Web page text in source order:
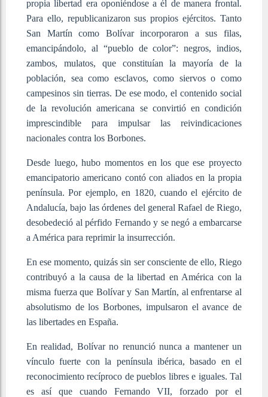
propia libertad era oponiéndose a él de manera frontal.
Para ello, republicanizaron sus propios ejércitos. Tanto
San Martín como Bolívar incorporaron a sus filas,
emancipándolo, al “pueblo de color”: negros, indios,
zambos, mulatos, que constituían la mayoría de la
población, sea como esclavos, como siervos o como
campesinos sin tierras. De ese modo, el contenido social
de la revolución americana se convirtió en condición
imprescindible para impulsar las reivindicaciones
nacionales contra los Borbones.
Desde luego, hubo momentos en los que ese proyecto
emancipatorio americano contó con aliados en la propia
península. Por ejemplo, en 1820, cuando el ejército de
Andalucía, bajo las órdenes del general Rafael de Riego,
desobedeció al pérfido Fernando y se negó a embarcarse
a América para reprimir la insurrección.
En ese momento, quizás sin ser consciente de ello, Riego
contribuyó a la causa de la libertad en América con la
misma fuerza que Bolívar y San Martín, al enfrentarse al
absolutismo de los Borbones, impulsaron el avance de
las libertades en España.
En realidad, Bolívar no renunció nunca a mantener un
vínculo fuerte con la península ibérica, basado en el
reconocimiento recíproco de pueblos libres e iguales. Tal
es así que cuando Fernando VII, forzado por el